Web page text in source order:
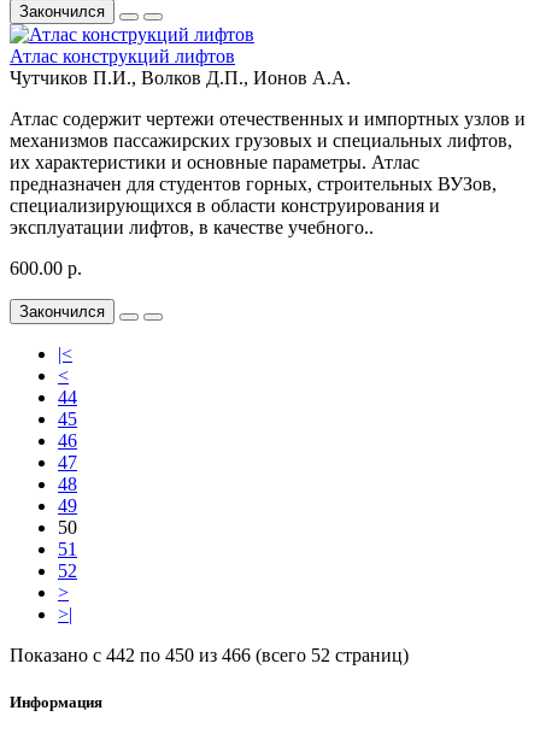
Закончился
Атлас конструкций лифтов
Чутчиков П.И., Волков Д.П., Ионов А.А.
Атлас содержит чертежи отечественных и импортных узлов и
механизмов пассажирских грузовых и специальных лифтов,
их характеристики и основные параметры. Атлас
предназначен для студентов горных, строительных ВУЗов,
специализирующихся в области конструирования и
эксплуатации лифтов, в качестве учебного..
600.00 р.
Закончился
|<
<
44
45
46
47
48
49
50
51
52
>
>|
Показано с 442 по 450 из 466 (всего 52 страниц)
Информация